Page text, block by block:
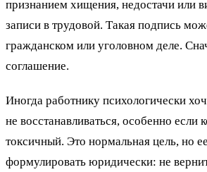
признанием хищения, недостачи или
записи в трудовой. Такая подпись
гражданском или уголовном деле.
соглашение.
Иногда работнику психологически
не восстанавливаться, особенно если
токсичный. Это нормальная цель, но
формулировать юридически: не